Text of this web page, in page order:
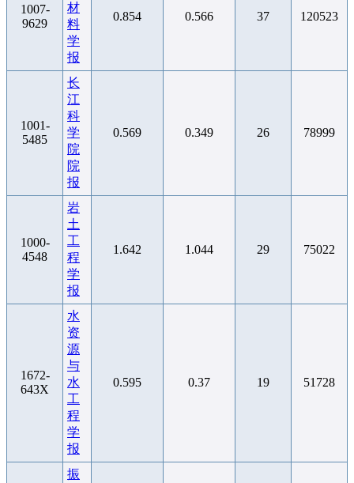
1007-
9629
材
料
学
报
0.854 0.566 37 120523
1001-
5485
长
江
科
学
院
院
报
0.569 0.349 26 78999
1000-
4548
岩
土
工
程
学
报
1.642 1.044 29 75022
1672-
643X
水
资
源
与
水
工
程
学
报
0.595 0.37 19 51728
振